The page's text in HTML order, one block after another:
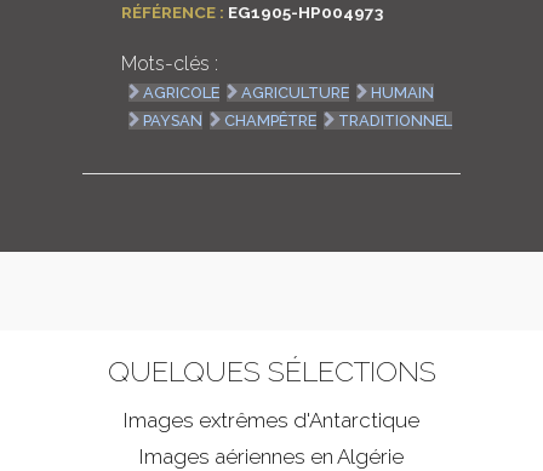
RÉFÉRENCE : EG1905-HP004973
Mots-clés :
AGRICOLE AGRICULTURE
HUMAIN
PAYSAN
CHAMPÊTRE TRADITIONNEL
QUELQUES SÉLECTIONS
Images extrêmes d'Antarctique
Images aériennes en Algérie